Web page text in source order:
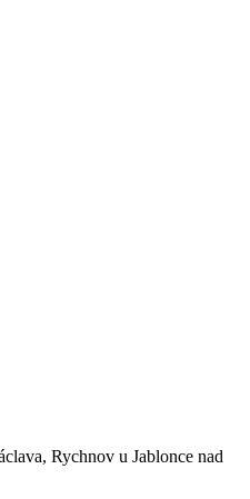
Rychnov u Jablonce nad